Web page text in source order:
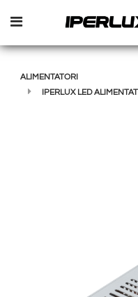
Open menu
ALIMENTATORI
IPERLUX LED